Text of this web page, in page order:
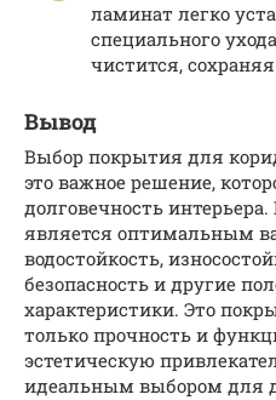
ламинат легко
специального
чистится,
Вывод
Выбор покрытия для
это важное решение,
долговечность
является оптимальным
водостойкость,
безопасность и другие
характеристики. Это
только прочность и
эстетическую
идеальным выбором для